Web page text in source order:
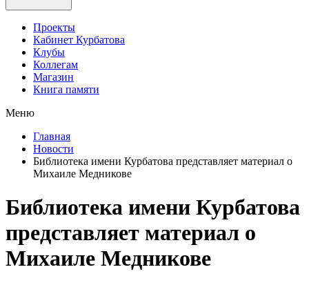
Проекты
Кабинет Курбатова
Клубы
Коллегам
Магазин
Книга памяти
Меню
Главная
Новости
Библиотека имени Курбатова представляет материал о
Михаиле Медникове
Библиотека имени Курбатова
представляет материал о
Михаиле Медникове